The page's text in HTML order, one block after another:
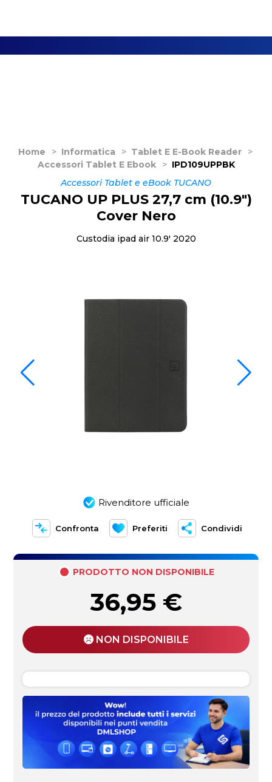
Home > Informatica > Tablet E E-Book Reader
>
Accessori Tablet E Ebook
> IPD109UPPBK
Accessori Tablet e eBook TUCANO
Rivenditore ufficiale
Confronta Preferiti Condividi
TUCANO UP PLUS 27,7 cm (10.9")
Cover Nero
Custodia ipad air 10.9' 2020
PRODOTTO NON DISPONIBILE
36,95 €
NON DISPONIBILE